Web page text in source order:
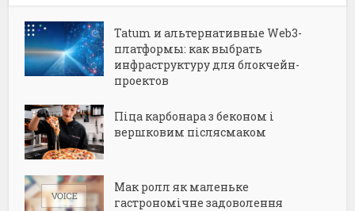
Tatum и альтернативные Web3-
платформы: как выбрать
инфраструктуру для блокчейн-
проектов
Піца карбонара з беконом і
вершковим післясмаком
Мак ролл як маленьке
гастрономічне задоволення